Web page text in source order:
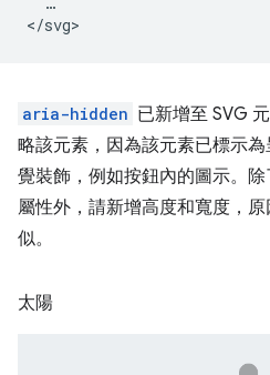
aria-hidden 已新增至 SVG
略該元素，因為該元素已標示
覺裝飾，例如按鈕內的圖示。
屬性外，請新增高度和寬度，原
似。
太陽